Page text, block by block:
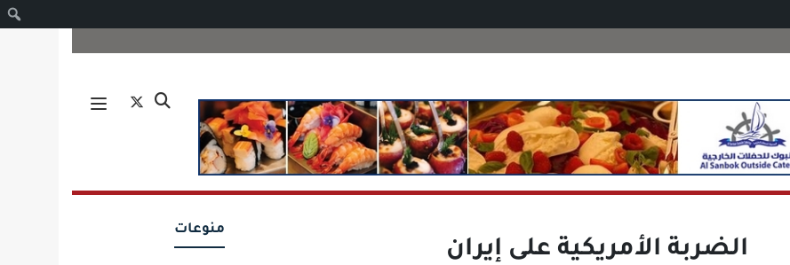
الضربة الأمريكية على إيران
منوعات